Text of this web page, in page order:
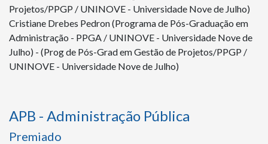
Projetos/PPGP / UNINOVE - Universidade Nove de Julho)
Cristiane Drebes Pedron (Programa de Pós-Graduação em
Administração - PPGA / UNINOVE - Universidade Nove de
Julho) - (Prog de Pós-Grad em Gestão de Projetos/PPGP /
UNINOVE - Universidade Nove de Julho)
APB - Administração Pública
Premiado